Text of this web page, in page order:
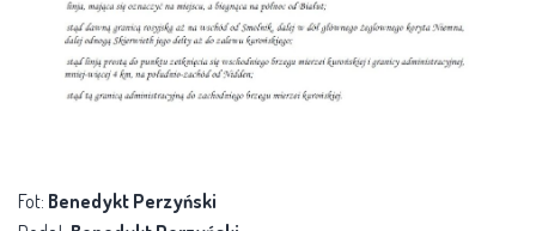
Fot: Benedykt Perzyński